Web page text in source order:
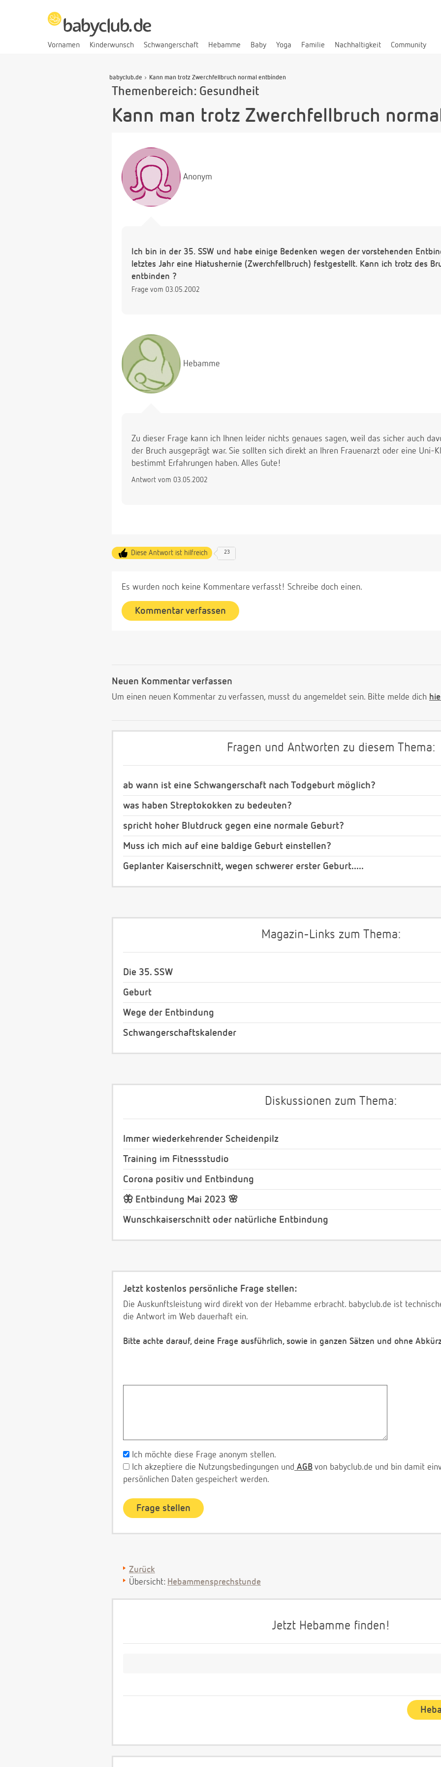
Vornamen Kinderwunsch Schwangerschaft Hebamme Baby Yoga Familie Nachhaltigkeit Community
babyclub.de Kann man trotz Zwerchfellbruch normal entbinden
Themenbereich: Gesundheit
Kann man trotz Zwerchfellbruch
Anonym
Ich bin in der 35. SSW und habe einige Bedenken wegen der vorstehenden
letztes Jahr eine Hiatushernie (Zwerchfellbruch) festgestellt. Kann ich trotz des
entbinden ?
Frage vom 03.05.2002
Hebamme
Zu dieser Frage kann ich Ihnen leider nichts genaues sagen, weil das sicher auch
der Bruch ausgeprägt war. Sie sollten sich direkt an Ihren Frauenarzt oder eine Uni-
bestimmt Erfahrungen haben. Alles Gute!
Antwort vom 03.05.2002
Diese Antwort ist hilfreich 23
Es wurden noch keine Kommentare verfasst! Schreibe doch einen.
Kommentar verfassen
Neuen Kommentar verfassen
Um einen neuen Kommentar zu verfassen, musst du angemeldet sein. Bitte melde dich
Fragen und Antworten zu diesem Thema:
ab wann ist eine Schwangerschaft nach Todgeburt möglich?
was haben Streptokokken zu bedeuten?
spricht hoher Blutdruck gegen eine normale Geburt?
Muss ich mich auf eine baldige Geburt einstellen?
Geplanter Kaiserschnitt, wegen schwerer erster Geburt.....
Magazin-Links zum Thema:
Die 35. SSW
Geburt
Wege der Entbindung
Schwangerschaftskalender
Diskussionen zum Thema:
Immer wiederkehrender Scheidenpilz
Training im Fitnessstudio
Corona positiv und Entbindung
🦋 Entbindung Mai 2023 🌸
Wunschkaiserschnitt oder natürliche Entbindung
Jetzt kostenlos persönliche Frage stellen:
Die Auskunftsleistung wird direkt von der Hebamme erbracht. babyclub.de ist
die Antwort im Web dauerhaft ein.
Bitte achte darauf, deine Frage ausführlich, sowie in ganzen Sätzen und ohne
Ich möchte diese Frage anonym stellen.
Ich akzeptiere die Nutzungsbedingungen und AGB von babyclub.de und bin damit
persönlichen Daten gespeichert werden.
Zurück
Übersicht: Hebammensprechstunde
Jetzt Hebamme finden!